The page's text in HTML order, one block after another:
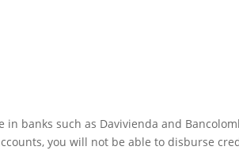
banks such as Davivienda and
you will not be able to disburse